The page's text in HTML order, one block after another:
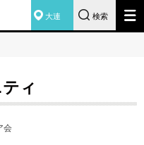
大連 検索
ィ
会